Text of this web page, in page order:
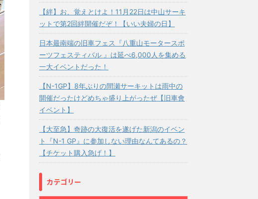
【絆】お、覚えとけよ！11月22日は中山サーキ
ットで第2回絆開催だぞ！【いい夫婦の日】
日本最南端の旧車フェス『八重山モータースポ
ーツフェスティバル 』は延べ6,000人を集める
一大イベントだった！
【N-1GP】8年ぶりの間瀬サーキットは雨中の
開催だったけどめちゃ盛り上がったぜ【旧車會
イベント】
【大至急】奇跡の大復活を遂げた新潟のイベン
ト『N-1 GP』に参加しない理由なんてあるの？
【チケット購入急げ！】
カテゴリー